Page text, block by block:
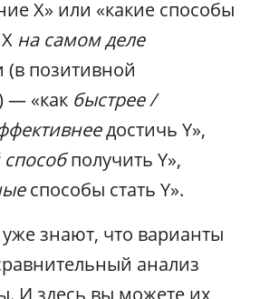
X» или «какие способы
на самом деле
(в позитивной
— «как быстрее /
достичь Y»,
получить Y»,
способы стать Y».
знают, что варианты
анализ
И здесь вы можете их